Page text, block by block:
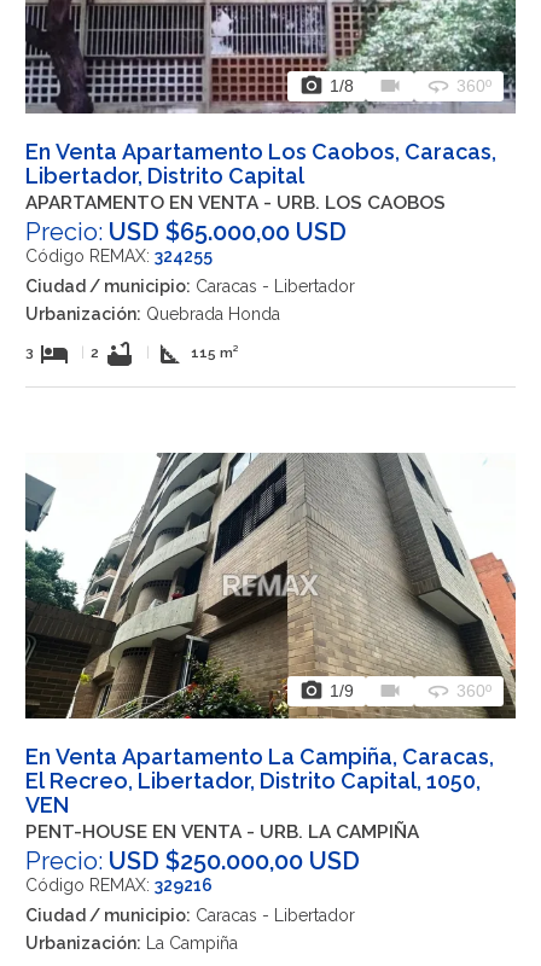
photo_camera 1/8 videocam 360 360º
En Venta Apartamento Los Caobos, Caracas,
Libertador, Distrito Capital
APARTAMENTO EN VENTA - URB. LOS CAOBOS
Precio: USD $65.000,00 USD
Código REMAX: 324255
Ciudad / municipio: Caracas - Libertador
Urbanización: Quebrada Honda
3 hotel 2 bathtub square_foot 115 m²
photo_camera 1/9 videocam 360 360º
En Venta Apartamento La Campiña, Caracas,
El Recreo, Libertador, Distrito Capital, 1050,
VEN
PENT-HOUSE EN VENTA - URB. LA CAMPIÑA
Precio: USD $250.000,00 USD
Código REMAX: 329216
Ciudad / municipio: Caracas - Libertador
Urbanización: La Campiña